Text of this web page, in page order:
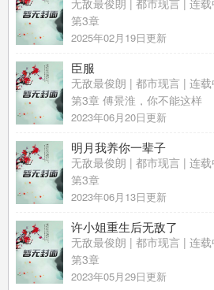
无敌最俊朗 | 都市现言 | 连载
第3章
2025年02月19日更新
臣服
无敌最俊朗 | 都市现言 | 连载
第3章 傅景淮，你不能这样
2023年06月20日更新
明月我养你一辈子
无敌最俊朗 | 都市现言 | 连载
第3章
2023年06月13日更新
许小姐重生后无敌了
无敌最俊朗 | 都市现言 | 连载
第3章
2023年05月29日更新